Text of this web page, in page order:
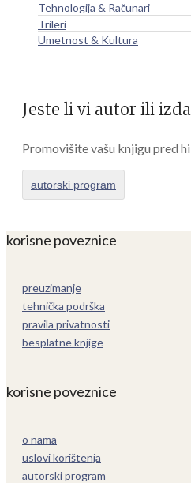
Tehnologija & Računari
Trileri
Umetnost & Kultura
Jeste li vi autor ili
Promovišite vašu knjigu pred
autorski program
korisne poveznice
preuzimanje
tehnička podrška
pravila privatnosti
besplatne knjige
korisne poveznice
o nama
uslovi korištenja
autorski program